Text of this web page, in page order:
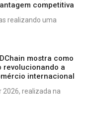
competitiva
realizando uma
mostra como
revolucionando a
internacional
2026, realizada na